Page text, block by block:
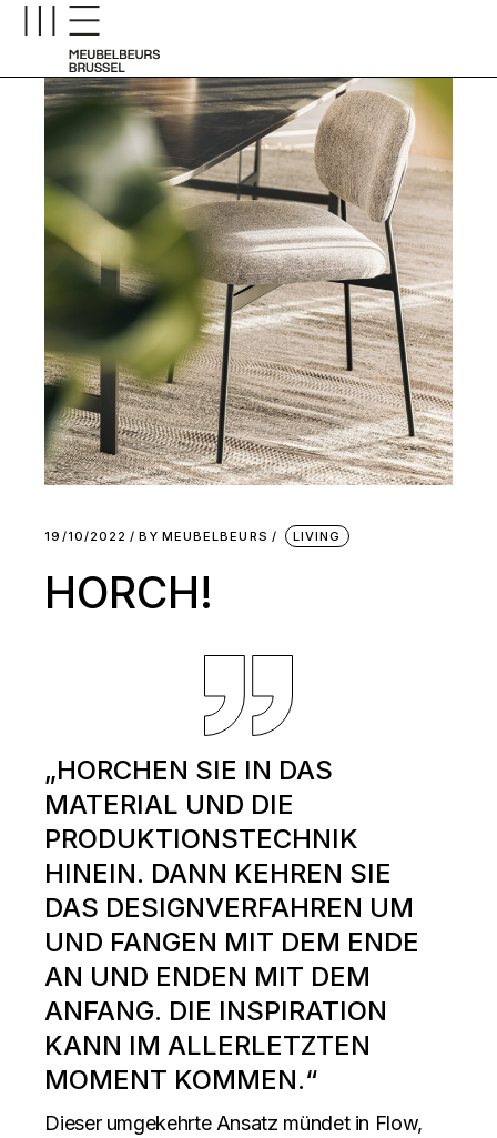
19/10/2022 BY MEUBELBEURS LIVING
HORCH!
„HORCHEN SIE IN DAS
MATERIAL UND DIE
PRODUKTIONSTECHNIK
HINEIN. DANN KEHREN SIE
DAS DESIGNVERFAHREN UM
UND FANGEN MIT DEM ENDE
AN UND ENDEN MIT DEM
ANFANG. DIE INSPIRATION
KANN IM ALLERLETZTEN
MOMENT KOMMEN.“
Dieser umgekehrte Ansatz mündet in Flow,